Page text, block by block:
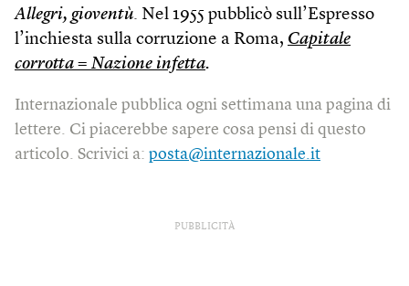
Allegri, gioventù. Nel 1955 pubblicò sull’Espresso
l’inchiesta sulla corruzione a Roma, Capitale
corrotta = Nazione infetta.
Internazionale pubblica ogni settimana una pagina di
lettere. Ci piacerebbe sapere cosa pensi di questo
articolo. Scrivici a: posta@internazionale.it
PUBBLICITÀ